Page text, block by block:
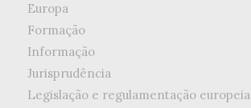
Europa
Formação
Informação
Jurisprudência
Legislação e regulamentação europeia